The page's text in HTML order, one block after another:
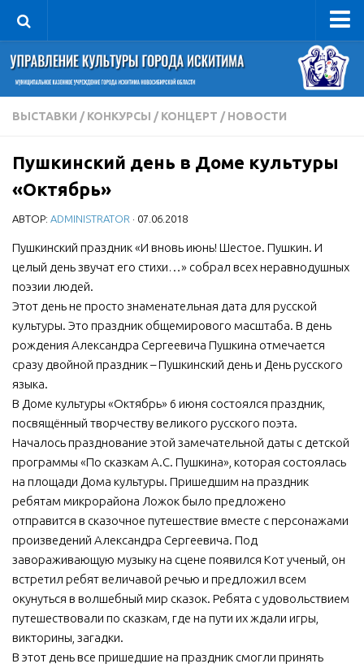
Управление
Руководитель
Сведения об организации
Книга почета культуры
Фотогалерея
Документы
Учредительные документы
Правовая база
Противодействие коррупции
Отчеты о деятельности
Учреждения культуры
МБУ Дом культуры «Молодость»
МБУ Дом культуры «Октябрь»
МБОУ ДО «Детская школа искусств»
МБОУ ДО «Детская музыкальная школа»
МБУК «Искитимский городской историко-художественный
МБУ Парк культуры и отдыха им. И.В. Коротеева
МБУК «Централизованная библиотечная система»
Афиша
Независимая оценка качества
ВЫСТАВКИ / КОНКУРСЫ / КОНЦЕРТ / НОВОСТИ
Пушкинский день в Доме культуры
«Октябрь»
АВТОР: ADMINISTRATOR · 07.06.2018
Пушкинский праздник «И вновь июнь! Шестое. Пушкин. И
целый день звучат его стихи…» собрал всех неравнодушных
поэзии людей.
Этот день не просто знаменательная дата для русской
культуры. Это праздник общемирового масштаба. В день
рождения Александра Сергеевича Пушкина отмечается
сразу двойной праздник – Пушкинский день и День русского
языка.
В Доме культуры «Октябрь» 6 июня состоялся праздник,
посвящённый творчеству великого русского поэта.
Началось празднование этой замечательной даты с детской
программы «По сказкам А.С. Пушкина», которая состоялась
на площади Дома культуры. Пришедшим на праздник
ребятам микрорайона Ложок было предложено
отправится в сказочное путешествие вместе с персонажами
произведений Александра Сергеевича. Под
завораживающую музыку на сцене появился Кот ученый, он
встретил ребят величавой речью и предложил всем
окунуться в волшебный мир сказок. Ребята с удовольствием
путешествовали по сказкам, где на пути их ждали игры,
викторины, загадки.
В этот день все пришедшие на праздник смогли принять